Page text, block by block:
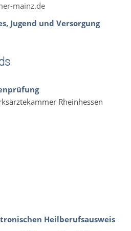
mainz.de
Jugend und Versorgung
Rheinhessen
Heilberufsausweis